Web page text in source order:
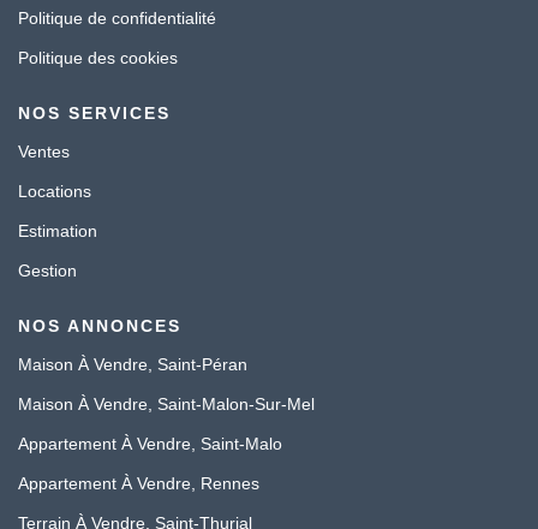
Politique de confidentialité
Politique des cookies
NOS SERVICES
Ventes
Locations
Estimation
Gestion
NOS ANNONCES
Maison À Vendre, Saint-Péran
Maison À Vendre, Saint-Malon-Sur-Mel
Appartement À Vendre, Saint-Malo
Appartement À Vendre, Rennes
Terrain À Vendre, Saint-Thurial